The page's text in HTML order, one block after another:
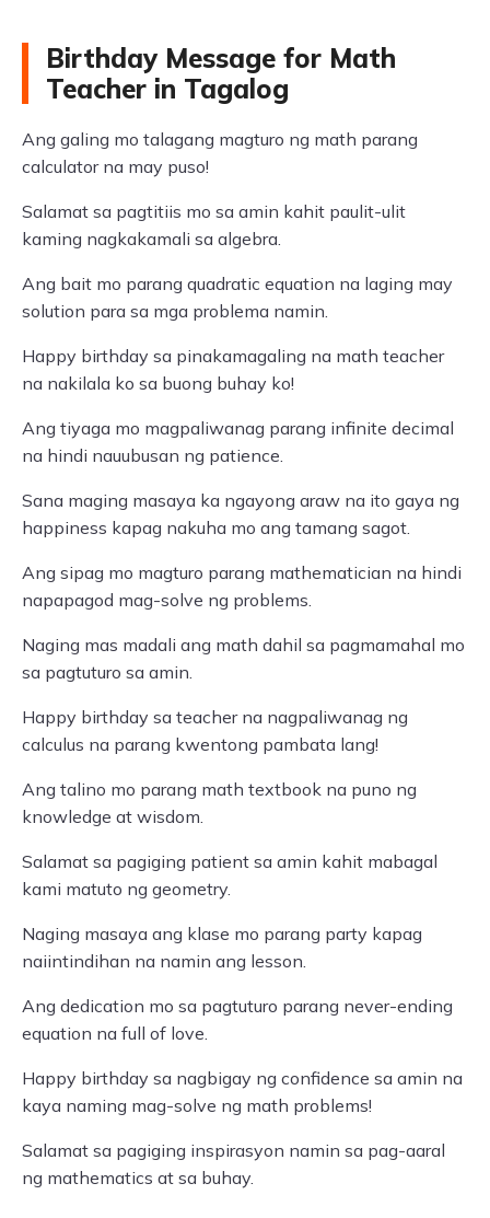
Birthday Message for Math
Teacher in Tagalog
Ang galing mo talagang magturo ng math parang
calculator na may puso!
Salamat sa pagtitiis mo sa amin kahit paulit-ulit
kaming nagkakamali sa algebra.
Ang bait mo parang quadratic equation na laging may
solution para sa mga problema namin.
Happy birthday sa pinakamagaling na math teacher
na nakilala ko sa buong buhay ko!
Ang tiyaga mo magpaliwanag parang infinite decimal
na hindi nauubusan ng patience.
Sana maging masaya ka ngayong araw na ito gaya ng
happiness kapag nakuha mo ang tamang sagot.
Ang sipag mo magturo parang mathematician na hindi
napapagod mag-solve ng problems.
Naging mas madali ang math dahil sa pagmamahal mo
sa pagtuturo sa amin.
Happy birthday sa teacher na nagpaliwanag ng
calculus na parang kwentong pambata lang!
Ang talino mo parang math textbook na puno ng
knowledge at wisdom.
Salamat sa pagiging patient sa amin kahit mabagal
kami matuto ng geometry.
Naging masaya ang klase mo parang party kapag
naiintindihan na namin ang lesson.
Ang dedication mo sa pagtuturo parang never-ending
equation na full of love.
Happy birthday sa nagbigay ng confidence sa amin na
kaya naming mag-solve ng math problems!
Salamat sa pagiging inspirasyon namin sa pag-aaral
ng mathematics at sa buhay.